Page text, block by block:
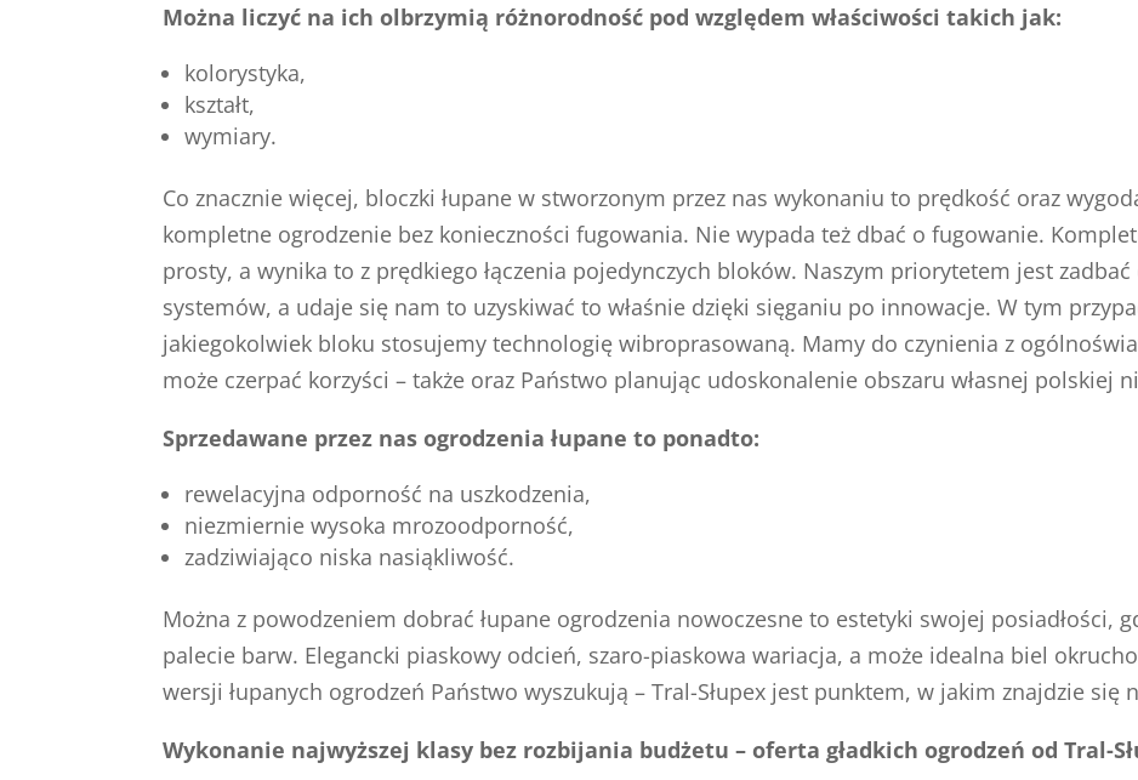
Można liczyć na ich olbrzymią różnorodność pod względem właściwości takich jak:
kolorystyka,
kształt,
wymiary.
Co znacznie więcej, bloczki łupane w stworzonym przez nas wykonaniu to prędkość oraz
kompletne ogrodzenie bez konieczności fugowania. Nie wypada też dbać o fugowanie.
prosty, a wynika to z prędkiego łączenia pojedynczych bloków. Naszym priorytetem jest
systemów, a udaje się nam to uzyskiwać to właśnie dzięki sięganiu po innowacje. W tym
jakiegokolwiek bloku stosujemy technologię wibroprasowaną. Mamy do czynienia z
może czerpać korzyści – także oraz Państwo planując udoskonalenie obszaru własnej polskiej
Sprzedawane przez nas ogrodzenia łupane to ponadto:
rewelacyjna odporność na uszkodzenia,
niezmiernie wysoka mrozoodporność,
zadziwiająco niska nasiąkliwość.
Można z powodzeniem dobrać łupane ogrodzenia nowoczesne to estetyki swojej posiadłości,
palecie barw. Elegancki piaskowy odcień, szaro-piaskowa wariacja, a może idealna biel
wersji łupanych ogrodzeń Państwo wyszukują – Tral-Słupex jest punktem, w jakim znajdzie
Wykonanie najwyższej klasy bez rozbijania budżetu – oferta gładkich ogrodzeń od Tral-